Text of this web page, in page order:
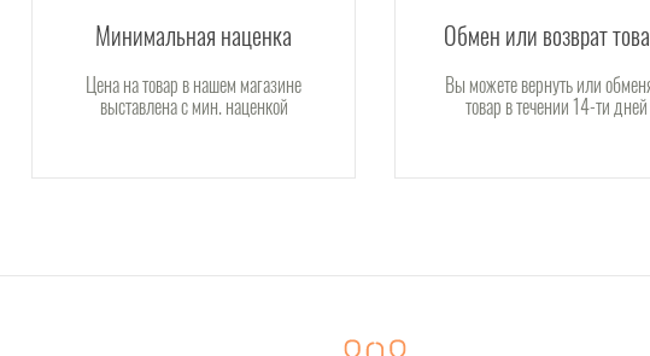
Минимальная наценка
Цена на товар в нашем магазине
выставлена с мин. наценкой
Обмен или возврат
Вы можете вернуть или
товар в течении 14-ти дней